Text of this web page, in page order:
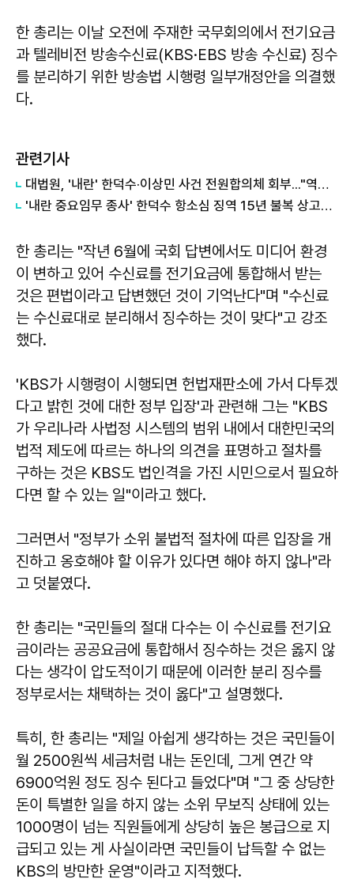
한 총리는 이날 오전에 주재한 국무회의에서 전기요금
과 텔레비전 방송수신료(KBS·EBS 방송 수신료) 징수
를 분리하기 위한 방송법 시행령 일부개정안을 의결했
다.
관련기사
대법원, '내란' 한덕수·이상민 사건 전원합의체 회부..."역사적 평가 필요"
'내란 중요임무 종사' 한덕수 항소심 징역 15년 불복 상고…대법 최종 판단
한 총리는 "작년 6월에 국회 답변에서도 미디어 환경
이 변하고 있어 수신료를 전기요금에 통합해서 받는
것은 편법이라고 답변했던 것이 기억난다"며 "수신료
는 수신료대로 분리해서 징수하는 것이 맞다"고 강조
했다.
'KBS가 시행령이 시행되면 헌법재판소에 가서 다투겠
다고 밝힌 것에 대한 정부 입장'과 관련해 그는 "KBS
가 우리나라 사법정 시스템의 범위 내에서 대한민국의
법적 제도에 따르는 하나의 의견을 표명하고 절차를
구하는 것은 KBS도 법인격을 가진 시민으로서 필요하
다면 할 수 있는 일"이라고 했다.
그러면서 "정부가 소위 불법적 절차에 따른 입장을 개
진하고 옹호해야 할 이유가 있다면 해야 하지 않나"라
고 덧붙였다.
한 총리는 "국민들의 절대 다수는 이 수신료를 전기요
금이라는 공공요금에 통합해서 징수하는 것은 옳지 않
다는 생각이 압도적이기 때문에 이러한 분리 징수를
정부로서는 채택하는 것이 옳다"고 설명했다.
특히, 한 총리는 "제일 아쉽게 생각하는 것은 국민들이
월 2500원씩 세금처럼 내는 돈인데, 그게 연간 약
6900억원 정도 징수 된다고 들었다"며 "그 중 상당한
돈이 특별한 일을 하지 않는 소위 무보직 상태에 있는
1000명이 넘는 직원들에게 상당히 높은 봉급으로 지
급되고 있는 게 사실이라면 국민들이 납득할 수 없는
KBS의 방만한 운영"이라고 지적했다.